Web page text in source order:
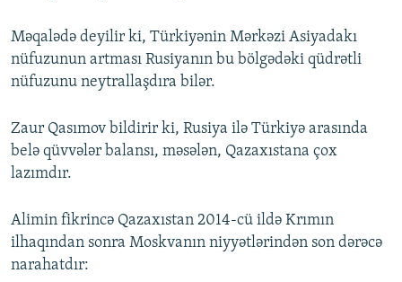
Məqalədə deyilir ki, Türkiyənin Mərkəzi Asiyadakı
nüfuzunun artması Rusiyanın bu bölgədəki qüdrətli
nüfuzunu neytrallaşdıra bilər.
Zaur Qasımov bildirir ki, Rusiya ilə Türkiyə arasında
belə qüvvələr balansı, məsələn, Qazaxıstana çox
lazımdır.
Alimin fikrincə Qazaxıstan 2014-cü ildə Krımın
ilhaqından sonra Moskvanın niyyətlərindən son dərəcə
narahatdır: